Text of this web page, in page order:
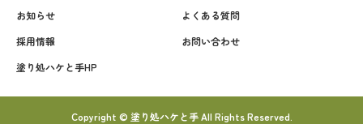
お知らせ
よくある質問
採用情報
お問い合わせ
塗り処ハケと手HP
Copyright © 塗り処ハケと手 All Rights Reserved.